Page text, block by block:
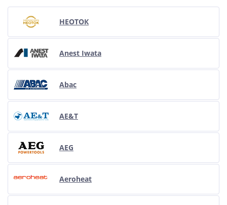
НЕОТОК
Anest Iwata
Abac
AE&T
AEG
Aeroheat